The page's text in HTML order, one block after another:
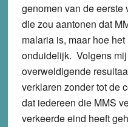
genomen van de eerste
die zou aantonen dat
malaria is, maar hoe
onduidelijk. Volgens
overweldigende
verklaren zonder tot de
dat iedereen die MMS
verkeerde eind heeft